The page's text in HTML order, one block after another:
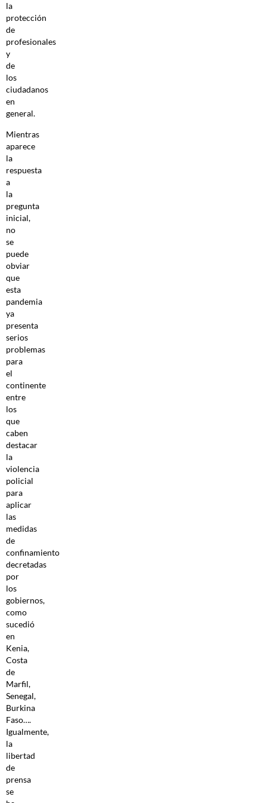
la
protección
de
profesionales
y
de
los
ciudadanos
en
general.
Mientras
aparece
la
respuesta
a
la
pregunta
inicial,
no
se
puede
obviar
que
esta
pandemia
ya
presenta
serios
problemas
para
el
continente
entre
los
que
caben
destacar
la
violencia
policial
para
aplicar
las
medidas
de
confinamiento
decretadas
por
los
gobiernos,
como
sucedió
en
Kenia,
Costa
de
Marfil,
Senegal,
Burkina
Faso….
Igualmente,
la
libertad
de
prensa
se